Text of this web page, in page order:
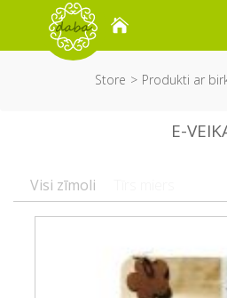
Store Produkti ar
E-
Visi zīmoli